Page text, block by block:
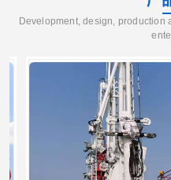
Development, design, production